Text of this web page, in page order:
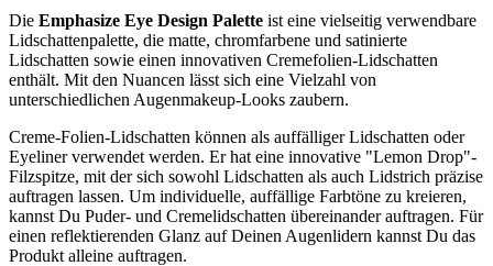
Die Emphasize Eye Design Palette ist eine vielseitig verwendbare
Lidschattenpalette, die matte, chromfarbene und satinierte
Lidschatten sowie einen innovativen Cremefolien-Lidschatten
enthält. Mit den Nuancen lässt sich eine Vielzahl von
unterschiedlichen Augenmakeup-Looks zaubern.
Creme-Folien-Lidschatten können als auffälliger Lidschatten oder
Eyeliner verwendet werden. Er hat eine innovative "Lemon Drop"-
Filzspitze, mit der sich sowohl Lidschatten als auch Lidstrich präzise
auftragen lassen. Um individuelle, auffällige Farbtöne zu kreieren,
kannst Du Puder- und Cremelidschatten übereinander auftragen. Für
einen reflektierenden Glanz auf Deinen Augenlidern kannst Du das
Produkt alleine auftragen.